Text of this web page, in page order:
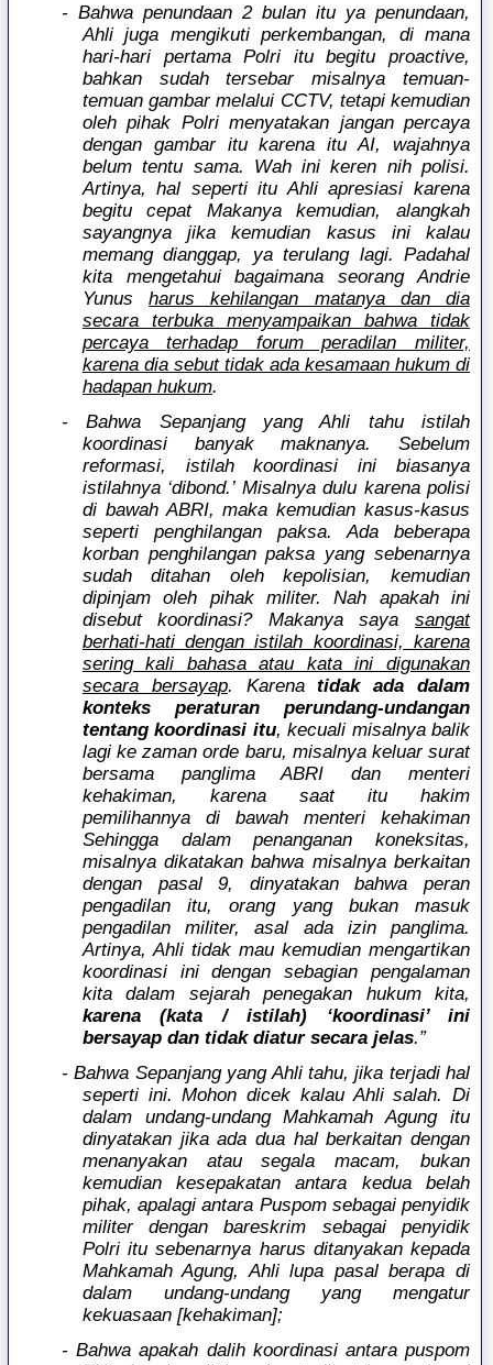
- Bahwa penundaan 2 bulan itu ya penundaan,
Ahli juga mengikuti perkembangan, di mana
hari-hari pertama Polri itu begitu proactive,
bahkan sudah tersebar misalnya temuan-
temuan gambar melalui CCTV, tetapi kemudian
oleh pihak Polri menyatakan jangan percaya
dengan gambar itu karena itu AI, wajahnya
belum tentu sama. Wah ini keren nih polisi.
Artinya, hal seperti itu Ahli apresiasi karena
begitu cepat Makanya kemudian, alangkah
sayangnya jika kemudian kasus ini kalau
memang dianggap, ya terulang lagi. Padahal
kita mengetahui bagaimana seorang Andrie
Yunusharus kehilangan matanya dan dia
secara terbuka menyampaikan bahwa tidak
percaya terhadap forum peradilan militer,
karena dia sebut tidak ada kesamaan hukum di
hadapan hukum.
- Bahwa Sepanjang yang Ahli tahu istilah
koordinasi banyak maknanya. Sebelum
reformasi, istilah koordinasi ini biasanya
istilahnya ‘dibond.’ Misalnya dulu karena polisi
di bawah ABRI, maka kemudian kasus-kasus
seperti penghilangan paksa. Ada beberapa
korban penghilangan paksa yang sebenarnya
sudah ditahan oleh kepolisian, kemudian
dipinjam oleh pihak militer. Nah apakah ini
disebut koordinasi? Makanya saya sangat
berhati-hati dengan istilah koordinasi, karena
sering kali bahasa atau kata ini digunakan
secara bersayap. Karenatidak ada dalam
konteks peraturan perundang-undangan
tentang koordinasi itu, kecuali misalnya balik
lagi ke zaman orde baru, misalnya keluar surat
bersama panglima ABRI dan menteri
kehakiman, karena saat itu hakim
pemilihannya di bawah menteri kehakiman
Sehingga dalam penanganan koneksitas,
misalnya dikatakan bahwa misalnya berkaitan
dengan pasal 9, dinyatakan bahwa peran
pengadilan itu, orang yang bukan masuk
pengadilan militer, asal ada izin panglima.
Artinya, Ahli tidak mau kemudian mengartikan
koordinasi ini dengan sebagian pengalaman
kita dalam sejarah penegakan hukum kita,
karena (kata / istilah) ‘koordinasi’ ini
bersayap dan tidak diatur secara jelas.”
- Bahwa Sepanjang yang Ahli tahu, jika terjadi hal
seperti ini. Mohon dicek kalau Ahli salah. Di
dalam undang-undang Mahkamah Agung itu
dinyatakan jika ada dua hal berkaitan dengan
menanyakan atau segala macam, bukan
kemudian kesepakatan antara kedua belah
pihak, apalagi antara Puspom sebagai penyidik
militer dengan bareskrim sebagai penyidik
Polri itu sebenarnya harus ditanyakan kepada
Mahkamah Agung, Ahli lupa pasal berapa di
dalam undang-undang yang mengatur
kekuasaan [kehakiman];
- Bahwa apakah dalih koordinasi antara puspom